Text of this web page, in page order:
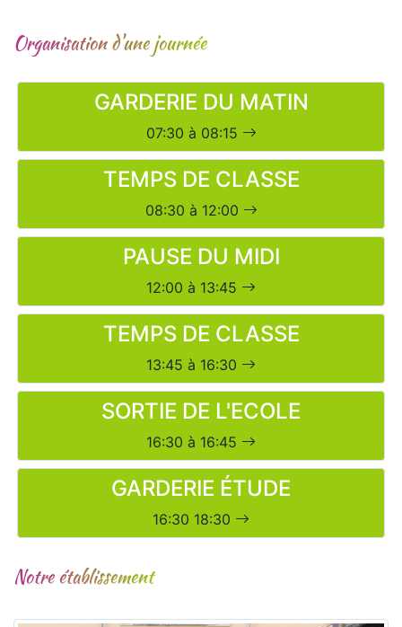
Organisation d'une journée
GARDERIE DU MATIN
07:30 à 08:15
TEMPS DE CLASSE
08:30 à 12:00
PAUSE DU MIDI
12:00 à 13:45
TEMPS DE CLASSE
13:45 à 16:30
SORTIE DE L'ECOLE
16:30 à 16:45
GARDERIE ÉTUDE
16:30 18:30
Notre établissement